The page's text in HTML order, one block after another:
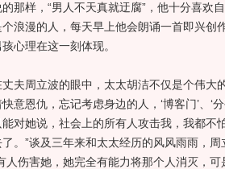
那样，“男人不天真就迂腐”，他十分喜欢
个浪漫的人，每天早上他会朗诵一首即兴创
心理在这一刻体现。
周立波的眼中，太太胡洁不仅是个伟大的
意恩仇，忘记考虑身边的人，‘博客门’、‘
能对她说，社会上的所有人攻击我，我都不
。”谈及三年来和太太经历的风风雨雨，
人伤害她，她完全有能力将那个人消灭，